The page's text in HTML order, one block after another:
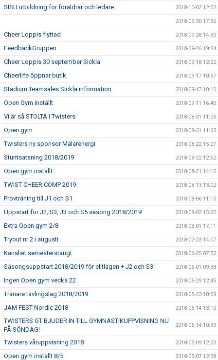
SISU utbildning för föräldrar och ledare 2018-10-02 12:32
2018-09-30 17:56
Cheer Loppis flyttad 2018-09-28 14:30
FeedbackGruppen 2018-09-26 19:34
Cheer Loppis 30 september Sickla 2018-09-18 12:22
Cheerlife öppnar butik 2018-09-17 10:57
Stadium Teamsales Sickla information 2018-09-17 10:10
Open Gym inställt 2018-09-11 16:40
Vi är så STOLTA i Twisters 2018-08-31 11:25
Open gym 2018-08-31 11:23
Twisters ny sponsor Mälarenergi 2018-08-22 15:27
Stuntsatsning 2018/2019 2018-08-22 12:52
Open gym inställt 2018-08-21 14:10
TWIST CHEER COMP 2019 2018-08-13 13:02
Provträning till J1 och S1 2018-08-06 11:10
Uppstart för J2, S3, J3 och S5 säsong 2018/2019 2018-08-02 15:20
Extra Open gym 2/8 2018-08-01 17:11
Tryout nr 2 i augusti 2018-07-23 14:07
Kansliet semesterstängt 2018-06-25 07:52
Säsongsuppstart 2018/2019 för elitlagen + J2 och S3 2018-06-01 09:38
Ingen Open gym vecka 22 2018-05-29 12:45
Tränare tävlingslag 2018/2019 2018-05-23 10:59
JAM FEST Nordic 2018 2018-05-14 13:10
TWISTERS GT BJUDER IN TILL GYMNASTIKUPPVISNING NU
PÅ SÖNDAG!
2018-05-14 10:33
Twisters våruppvisning 2018 2018-05-09 12:33
Open gym inställt 8/5 2018-05-07 12:38